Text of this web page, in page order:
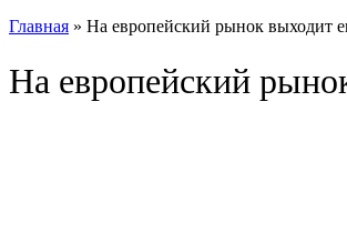
Главная » На европейский рынок выходит
На европейский